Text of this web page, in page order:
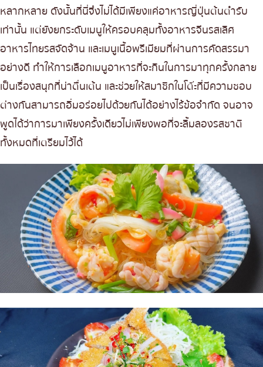
หลากหลาย ดังนั้นที่นี่จึงไม่ได้มีเพียงแค่อาหารญี่ปุ่นต้นตำรับ
เท่านั้น แต่ยังยกระดับเมนูให้ครอบคลุมทั้งอาหารจีนรสเลิศ
อาหารไทยรสจัดจ้าน และเมนูเนื้อพรีเมียมที่ผ่านการคัดสรรมา
อย่างดี ทำให้การเลือกเมนูอาหารที่จะกินในการมาทุกครั้งกลาย
เป็นเรื่องสนุกที่น่าตื่นเต้น และช่วยให้สมาชิกในโต๊ะที่มีความชอบ
ต่างกันสามารถอิ่มอร่อยไปด้วยกันได้อย่างไร้ข้อจำกัด จนอาจ
พูดได้ว่าการมาเพียงครั้งเดียวไม่เพียงพอที่จะลิ้มลองรสชาติ
ทั้งหมดที่เตรียมไว้ได้